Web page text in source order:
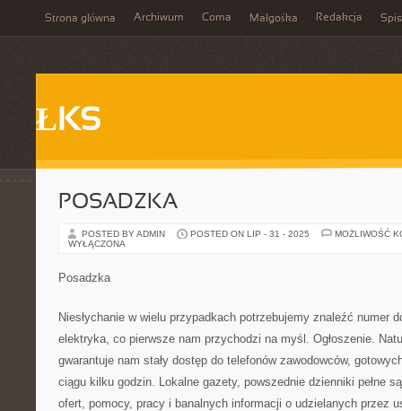
Strona główna Archiwum Coma Małgośka Redakcja
ŁKS
POSADZKA
POSTED BY ADMIN POSTED ON LIP - 31 - 2025
MOŻLIWOŚĆ
WYŁĄCZONA
Posadzka
Niesłychanie w wielu przypadkach potrzebujemy znaleźć numer
elektryka, co pierwsze nam przychodzi na myśl. Ogłoszenie.
gwarantuje nam stały dostęp do telefonów zawodowców,
ciągu kilku godzin. Lokalne gazety, powszednie dzienniki pełne
ofert, pomocy, pracy i banalnych informacji o udzielanych przez